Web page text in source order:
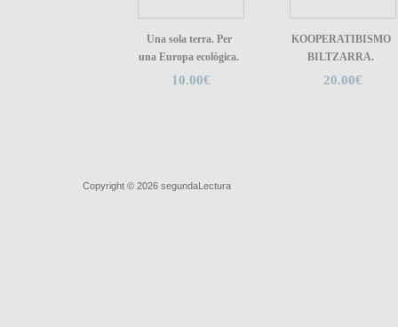
Una sola terra. Per
una Europa ecològica.
10.00€
KOOPERATIBISMO
BILTZARRA.
20.00€
Copyright © 2026 segundaLectura